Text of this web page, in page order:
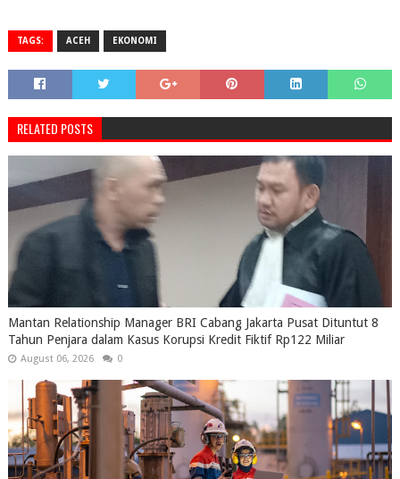
TAGS: ACEH EKONOMI
RELATED POSTS
Mantan Relationship Manager BRI Cabang Jakarta Pusat Dituntut 8
Tahun Penjara dalam Kasus Korupsi Kredit Fiktif Rp122 Miliar
August 06, 2026 0